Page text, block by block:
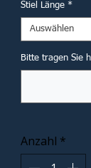
Stiel Länge *
Auswählen
Bitte tragen Sie
Anzahl *